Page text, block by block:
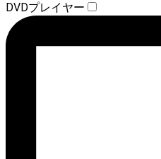
DVDプレイヤー